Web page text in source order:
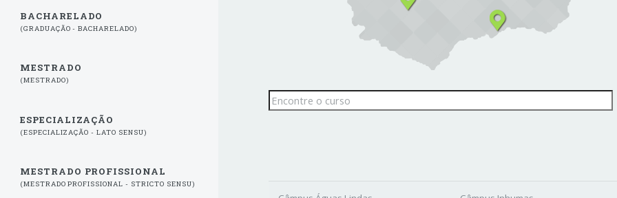
BACHARELADO
(GRADUAÇÃO - BACHARELADO)
MESTRADO
(MESTRADO)
ESPECIALIZAÇÃO
(ESPECIALIZAÇÃO - LATO SENSU)
MESTRADO PROFISSIONAL
(MESTRADO PROFISSIONAL - STRICTO SENSU)